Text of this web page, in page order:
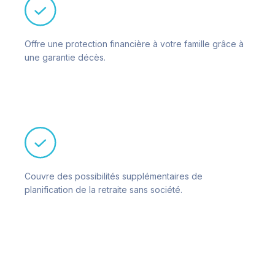
Offre une protection financière à votre famille grâce à
une garantie décès.
Couvre des possibilités supplémentaires de
planification de la retraite sans société.